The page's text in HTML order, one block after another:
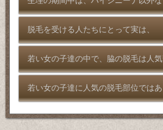
脱毛を受ける人たちにとって実は、
若い女の子達の中で、脇の脱毛は人
若い女の子達に人気の脱毛部位では